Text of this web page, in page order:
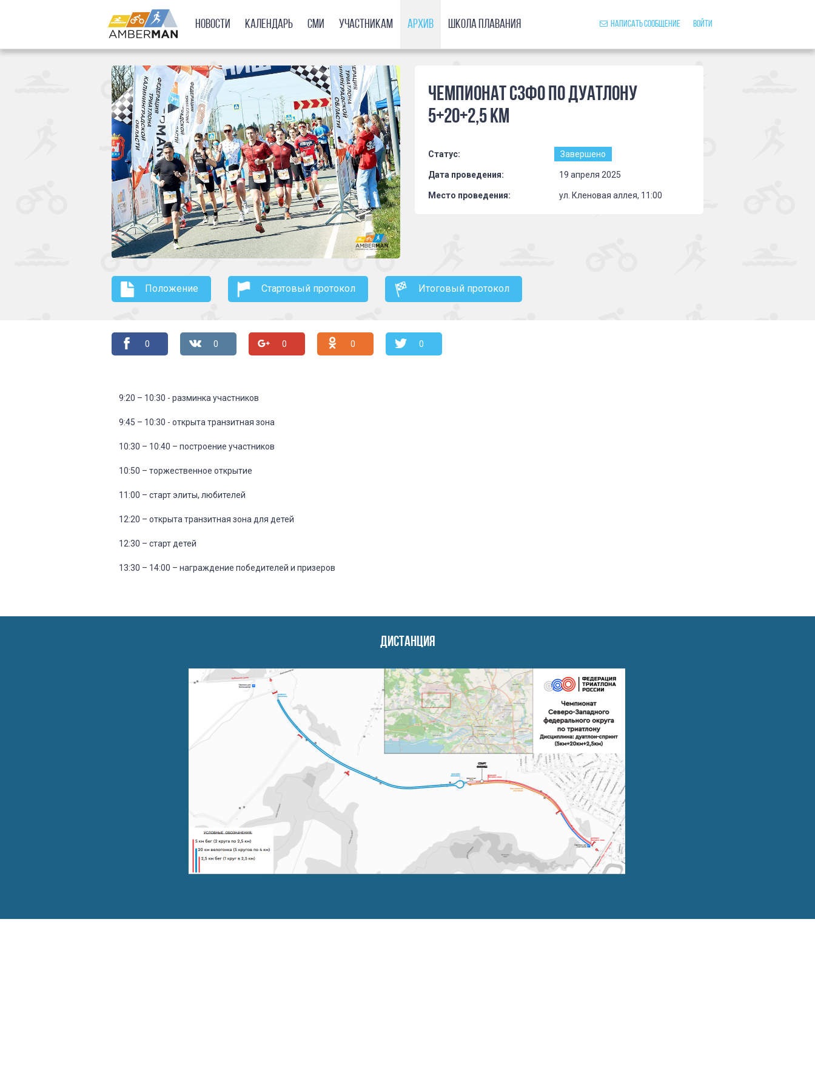
Новости Календарь СМИ Участникам Архив Школа плавания Написать сообщение Войти
ЧЕМПИОНАТ СЗФО по дуатлону
5+20+2,5 км
Статус: Завершено
Дата проведения: 19 апреля 2025
Место проведения: ул. Кленовая аллея, 11:00
Положение Стартовый протокол Итоговый протокол
0 0 0 0 0
9:20 – 10:30 - разминка участников
9:45 – 10:30 - открыта транзитная зона
10:30 – 10:40 – построение участников
10:50 – торжественное открытие
11:00 – старт элиты, любителей
12:20 – открыта транзитная зона для детей
12:30 – старт детей
13:30 – 14:00 – награждение победителей и призеров
ДИСТАНЦИЯ